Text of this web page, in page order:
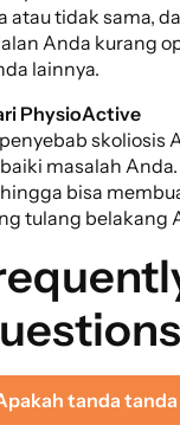
atau tidak sama,
Anda kurang
lainnya.
PhysioActive
skoliosis
masalah
bisa
tulang belakang
tanda tanda